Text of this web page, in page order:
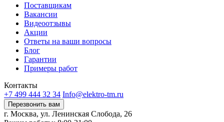
Поставщикам
Вакансии
Видеоотзывы
Акции
Ответы на ваши вопросы
Блог
Гарантии
Примеры работ
Контакты
+7 499 444 32 34 Info@elektro-tm.ru
Перезвонить вам
г. Москва, ул. Ленинская Слобода, 26